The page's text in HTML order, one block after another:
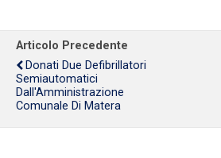
Articolo Precedente
Donati Due Defibrillatori
Semiautomatici
Dall'Amministrazione
Comunale Di Matera